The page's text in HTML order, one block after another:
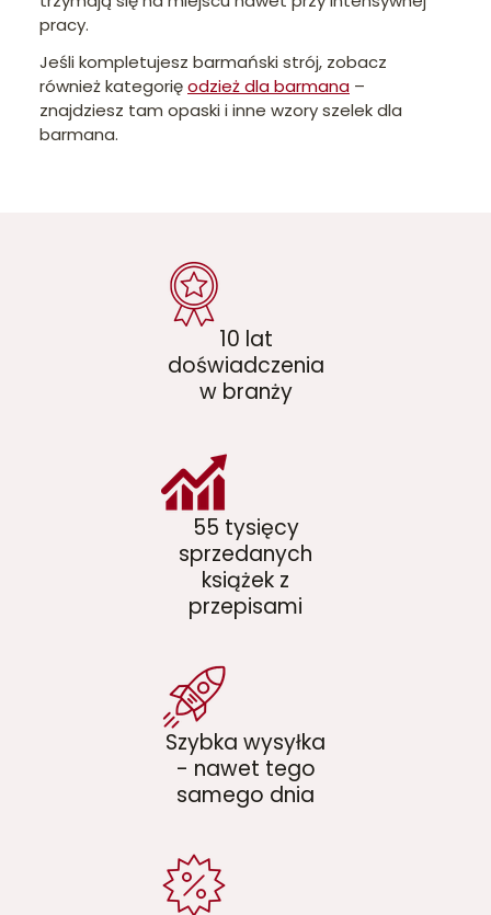
pracy.
Jeśli kompletujesz barmański strój, zobacz
również kategorięodzież dla barmana –
znajdziesz tam opaski i inne wzory szelek dla
barmana.
10 lat
doświadczenia
w branży
55 tysięcy
sprzedanych
książek z
przepisami
Szybka wysyłka
- nawet tego
samego dnia